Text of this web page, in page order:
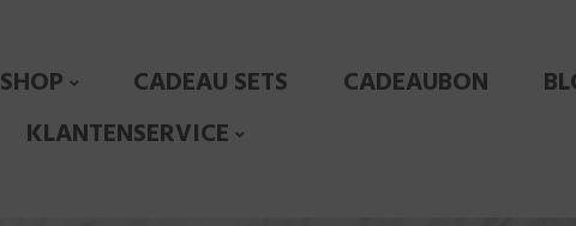
SHOP CADEAU SETS CADEAUBON
KLANTENSERVICE